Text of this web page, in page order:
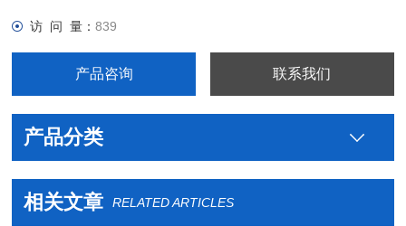
访 问 量：839
产品咨询 联系我们
产品分类
相关文章 RELATED ARTICLES